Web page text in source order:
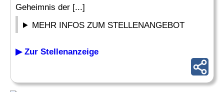
Geheimnis der [...]
MEHR INFOS ZUM STELLENANGEBOT
▶ Zur Stellenanzeige